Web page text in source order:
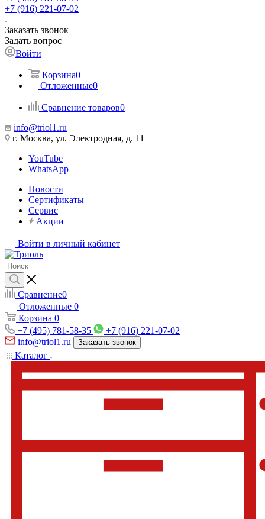
+7 (916) 221-07-02
Заказать звонок
Задать вопрос
Войти
Корзина0
Отложенные0
Сравнение товаров0
info@triol1.ru
г. Москва, ул. Электродная, д. 11
YouTube
WhatsApp
Новости
Сертификаты
Сервис
Акции
Войти в личный кабинет
Сравнение0
Отложенные 0
Корзина 0
+7 (495) 781-58-35
+7 (916) 221-07-02
info@triol1.ru
Заказать звонок
Каталог